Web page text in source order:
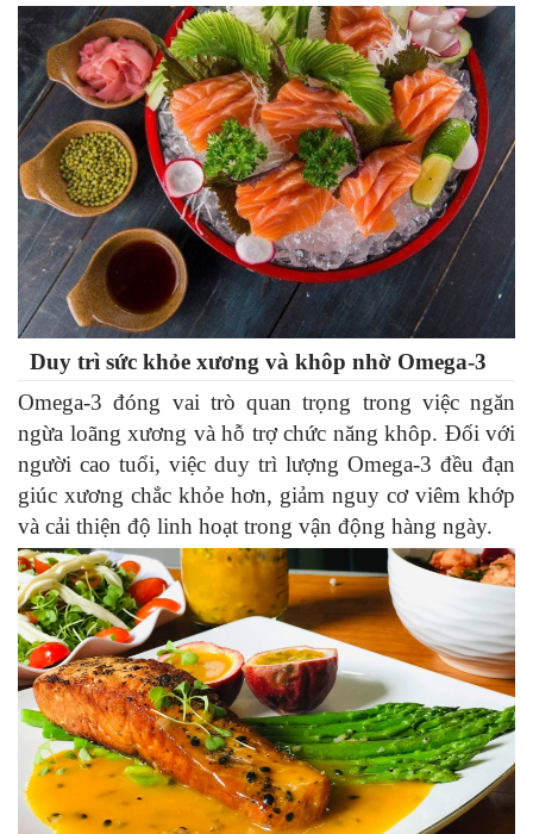
Duy trì sức khỏe xương và khôp nhờ Omega-3
Omega-3 đóng vai trò quan trọng trong việc ngăn
ngừa loãng xương và hỗ trợ chức năng khôp. Đối với
người cao tuổi, việc duy trì lượng Omega-3 đều đạn
giúc xương chắc khỏe hơn, giảm nguy cơ viêm khớp
và cải thiện độ linh hoạt trong vận động hàng ngày.